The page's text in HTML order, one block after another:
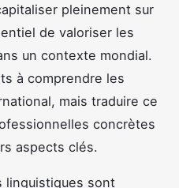
pleinement sur
de valoriser les
un contexte mondial.
à comprendre les
mais traduire ce
concrètes
aspects clés.
linguistiques sont